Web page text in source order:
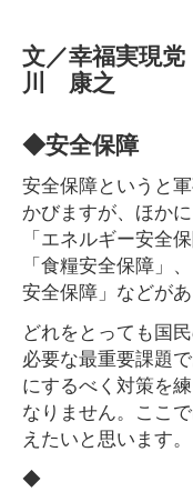
文／幸福実現
川 康之
◆安全保障
安全保障というと
かびますが、ほか
「エネルギー安全
「食糧安全保障」
安全保障」などがあ
どれをとっても国
必要な最重要課題
にするべく対策を
なりません。ここ
えたいと思います。
◆